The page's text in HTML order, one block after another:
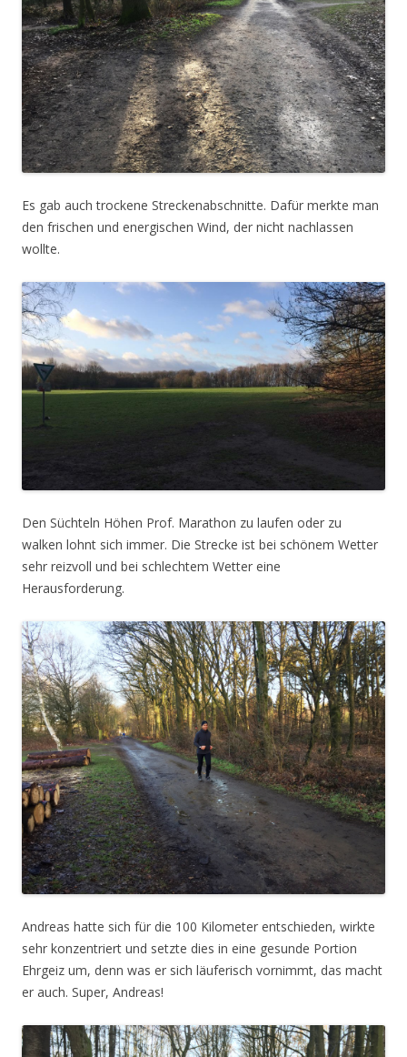
Es gab auch trockene Streckenabschnitte. Dafür merkte man
den frischen und energischen Wind, der nicht nachlassen
wollte.
Den Süchteln Höhen Prof. Marathon zu laufen oder zu
walken lohnt sich immer. Die Strecke ist bei schönem Wetter
sehr reizvoll und bei schlechtem Wetter eine
Herausforderung.
Andreas hatte sich für die 100 Kilometer entschieden, wirkte
sehr konzentriert und setzte dies in eine gesunde Portion
Ehrgeiz um, denn was er sich läuferisch vornimmt, das macht
er auch. Super, Andreas!